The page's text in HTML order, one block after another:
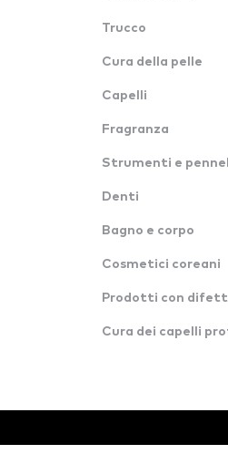
Trucco
Cura della pelle
Capelli
Fragranza
Strumenti e
Denti
Bagno e corpo
Cosmetici coreani
Prodotti con
Cura dei capelli